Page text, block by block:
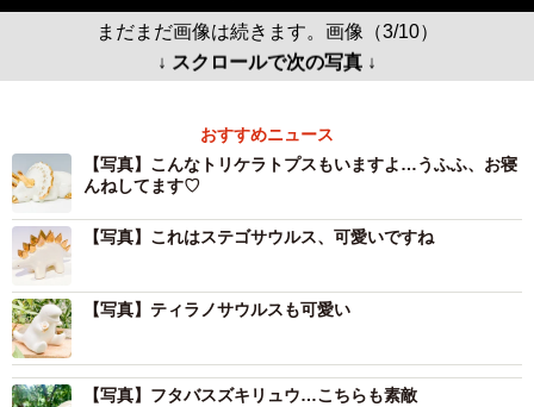
まだまだ画像は続きます。画像（3/10）
↓ スクロールで次の写真 ↓
おすすめニュース
【写真】こんなトリケラトプスもいますよ…うふふ、お寝
んねしてます♡
【写真】これはステゴサウルス、可愛いですね
【写真】ティラノサウルスも可愛い
【写真】フタバスズキリュウ…こちらも素敵